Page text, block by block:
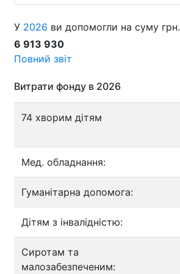
У 2026 ви допомогли на суму грн.
6 913 930
Повний звіт
Витрати фонду в 2026
74 хворим дітям
Мед. обладнання:
Гуманітарна допомога:
Дітям з інвалідністю:
Сиротам та
малозабезпеченим: